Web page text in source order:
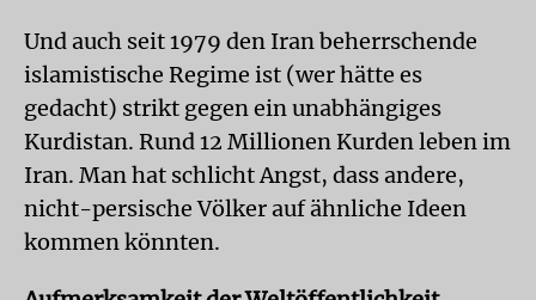
Und auch seit 1979 den Iran beherrschende
islamistische Regime ist (wer hätte es
gedacht) strikt gegen ein unabhängiges
Kurdistan. Rund 12 Millionen Kurden leben im
Iran. Man hat schlicht Angst, dass andere,
nicht-persische Völker auf ähnliche Ideen
kommen könnten.